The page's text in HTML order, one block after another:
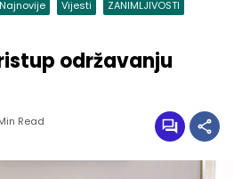
Najnovije Vijesti
ZANIMLJIVOSTI
održavanju
Read